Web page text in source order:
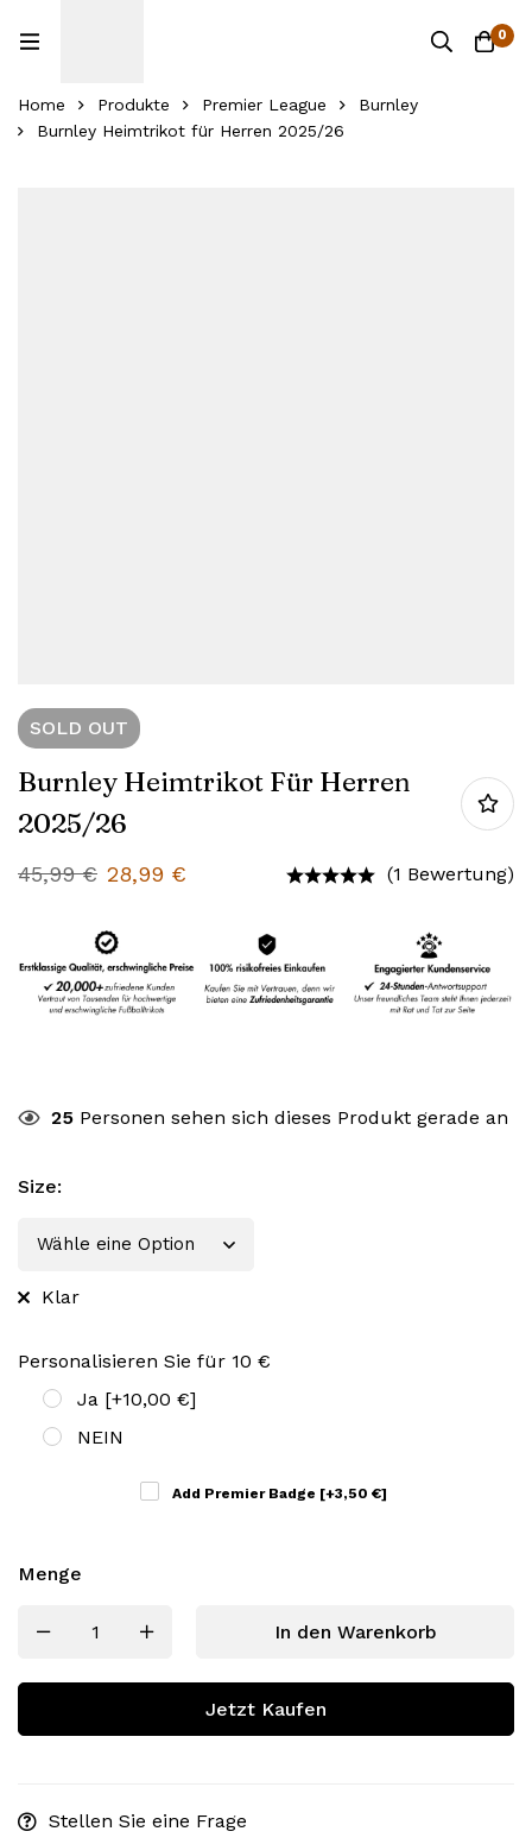
0
Home Produkte Premier League
Burnley
Burnley Heimtrikot für Herren 2025/26
SOLD OUT
Burnley Heimtrikot Für Herren
2025/26
45,99€ 28,99 € (1 Bewertung)
25 Personen sehen sich dieses Produkt gerade an
Size:
Klar
Personalisieren Sie für 10 €
Ja [+10,00 €]
NEIN
Add Premier Badge [+3,50 €]
Menge
In den Warenkorb
Jetzt Kaufen
Stellen Sie eine Frage